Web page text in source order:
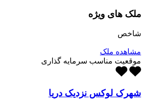
ملک های ویژه
شاخص
مشاهده ملک
موقعیت مناسب سرمایه گذاری
شهرک لوکس نزدیک دریا